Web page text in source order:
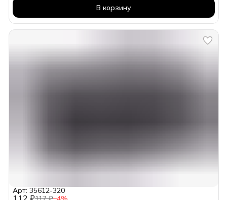
В корзину
112 ₽
Арт: 35612-320